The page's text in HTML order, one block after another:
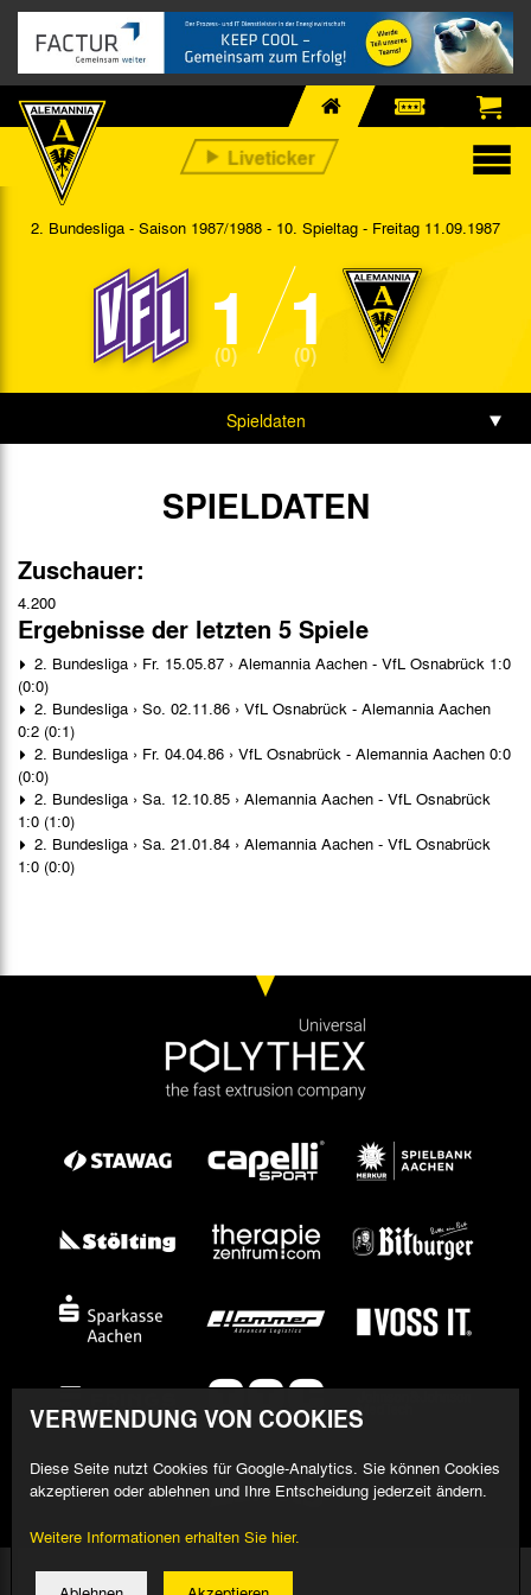
2. Bundesliga - Saison 1987/1988 - 10. Spieltag - Freitag 11.09.1987
1
(0) 1
(0)
Spieldaten
SPIELDATEN
Zuschauer:
4.200
Ergebnisse der letzten 5 Spiele
2. Bundesliga › Fr. 15.05.87 › Alemannia Aachen - VfL Osnabrück 1:0
(0:0)
2. Bundesliga › So. 02.11.86 › VfL Osnabrück - Alemannia Aachen
0:2 (0:1)
2. Bundesliga › Fr. 04.04.86 › VfL Osnabrück - Alemannia Aachen 0:0
(0:0)
2. Bundesliga › Sa. 12.10.85 › Alemannia Aachen - VfL Osnabrück
1:0 (1:0)
2. Bundesliga › Sa. 21.01.84 › Alemannia Aachen - VfL Osnabrück
1:0 (0:0)
© 2026 Alemannia Aachen - Alle Rechte vorbehalten
VERWENDUNG VON COOKIES
Diese Seite nutzt Cookies für Google-Analytics. Sie können Cookies
akzeptieren oder ablehnen und Ihre Entscheidung jederzeit ändern.
Weitere Informationen erhalten Sie hier.